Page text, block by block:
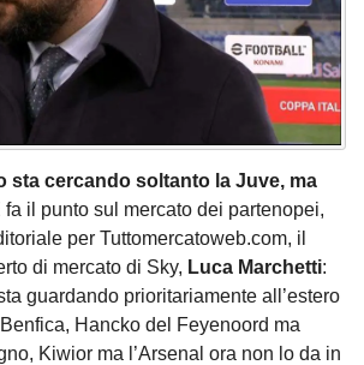
sta cercando soltanto la Juve, ma
fa il punto sul mercato dei partenopei,
per Tuttomercatoweb.com, il
di mercato di Sky, Luca Marchetti:
guardando prioritariamente all’estero
Hancko del Feyenoord ma
Kiwior ma l’Arsenal ora non lo da in